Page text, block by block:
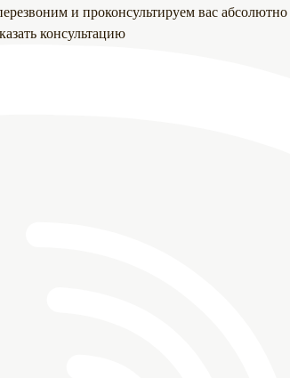
и проконсультируем вас абсолютно
консультацию